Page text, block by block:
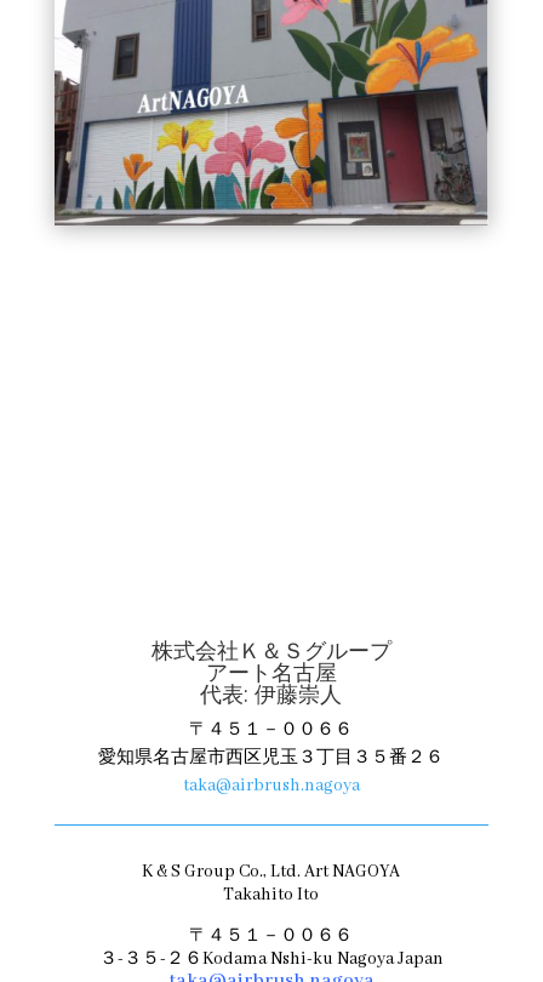
株式会社Ｋ＆Ｓグループ
アート名古屋
代表: 伊藤崇人
〒４５１－００６６
愛知県名古屋市西区児玉３丁目３５番２６
taka@airbrush.nagoya
K & S Group Co., Ltd. Art NAGOYA
Takahito Ito
〒４５１－００６６
３-３５-２６Kodama Nshi-ku Nagoya Japan